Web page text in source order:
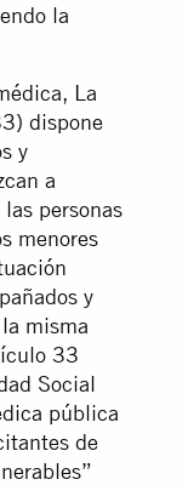
la
La
dispone
y
a
personas
menores
y
misma
33
Social
pública
de